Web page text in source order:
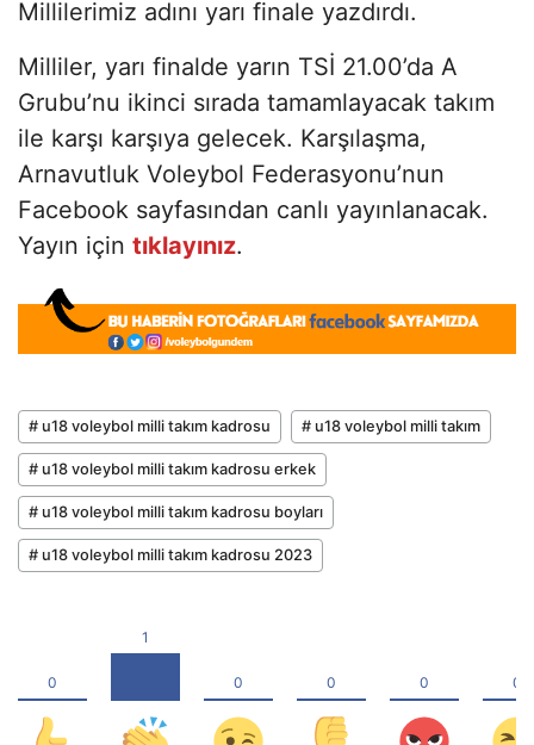
Millilerimiz adını yarı finale yazdırdı.
Milliler, yarı finalde yarın TSİ 21.00’da A
Grubu’nu ikinci sırada tamamlayacak takım
ile karşı karşıya gelecek. Karşılaşma,
Arnavutluk Voleybol Federasyonu’nun
Facebook sayfasından canlı yayınlanacak.
Yayın için tıklayınız.
# u18 voleybol milli takım kadrosu # u18 voleybol milli takım
# u18 voleybol milli takım kadrosu erkek
# u18 voleybol milli takım kadrosu boyları
# u18 voleybol milli takım kadrosu 2023